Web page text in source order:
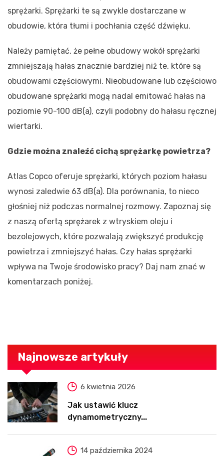
sprężarki. Sprężarki te są zwykle dostarczane w
obudowie, która tłumi i pochłania część dźwięku.
Należy pamiętać, że pełne obudowy wokół sprężarki
zmniejszają hałas znacznie bardziej niż te, które są
obudowami częściowymi. Nieobudowane lub częściowo
obudowane sprężarki mogą nadal emitować hałas na
poziomie 90-100 dB(a), czyli podobny do hałasu ręcznej
wiertarki.
Gdzie można znaleźć cichą sprężarkę powietrza?
Atlas Copco oferuje sprężarki, których poziom hałasu
wynosi zaledwie 63 dB(a). Dla porównania, to nieco
głośniej niż podczas normalnej rozmowy. Zapoznaj się
z naszą ofertą sprężarek z wtryskiem oleju i
bezolejowych, które pozwalają zwiększyć produkcję
powietrza i zmniejszyć hałas. Czy hałas sprężarki
wpływa na Twoje środowisko pracy? Daj nam znać w
komentarzach poniżej.
Najnowsze artykuły
6 kwietnia 2026
Jak ustawić klucz
dynamometryczny...
14 października 2024